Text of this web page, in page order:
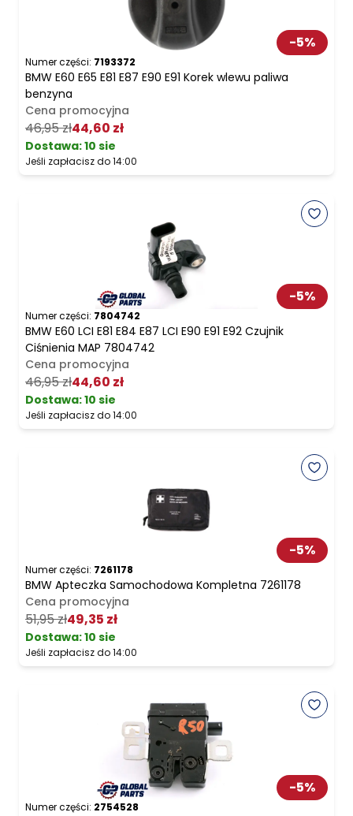
-5%
Numer części: 7193372
BMW E60 E65 E81 E87 E90 E91 Korek wlewu paliwa
benzyna
Cena promocyjna
46,95 zł44,60 zł
Dostawa:10 sie
Jeśli zapłacisz do 14:00
-5%
Numer części: 7804742
BMW E60 LCI E81 E84 E87 LCI E90 E91 E92 Czujnik
Ciśnienia MAP 7804742
Cena promocyjna
46,95 zł44,60 zł
Dostawa:10 sie
Jeśli zapłacisz do 14:00
-5%
Numer części: 7261178
BMW Apteczka Samochodowa Kompletna 7261178
Cena promocyjna
51,95 zł49,35 zł
Dostawa:10 sie
Jeśli zapłacisz do 14:00
-5%
Numer części: 2754528